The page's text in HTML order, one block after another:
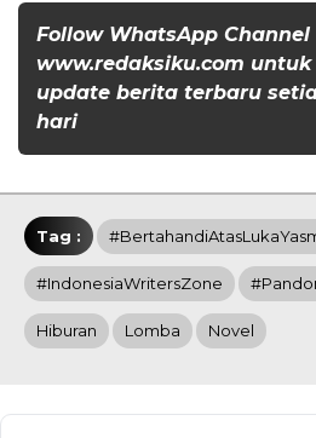
Follow WhatsApp Channel
www.redaksiku.com untuk
update berita terbaru
hari
Tag :
#IndonesiaWritersZone
Hiburan Lomba Novel